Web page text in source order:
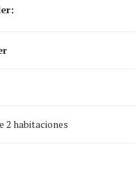
2 habitaciones